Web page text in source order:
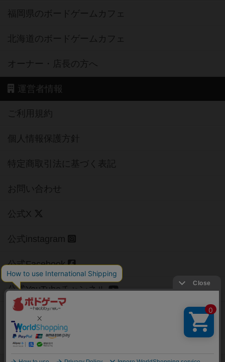
福岡県のボードゲームカフェ
北海道のボードゲームカフェ
オーナー・店長の方へ
運営者情報
ご利用規約
個人情報保護方針
特定商取引法に基づく表記
お問い合わせ
公式X
公式instagram
公式Facebook
公式YouTubeチャンネル